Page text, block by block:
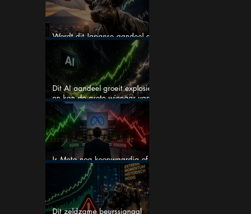
Wordt dit Japanse aandeel de
comeback kid van 2026?
Dit AI aandeel groeit explosief
en kan de grote winnaar van
AI worden
Is Meta nog koopwaardig of
wordt het tijd om te verkopen?
Dit zeldzame beurssignaal